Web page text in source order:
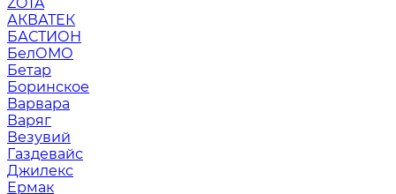
АКВАТЕК
БАСТИОН
БелОМО
Бетар
Боринское
Варвара
Варяг
Везувий
Газдевайс
Джилекс
Ермак